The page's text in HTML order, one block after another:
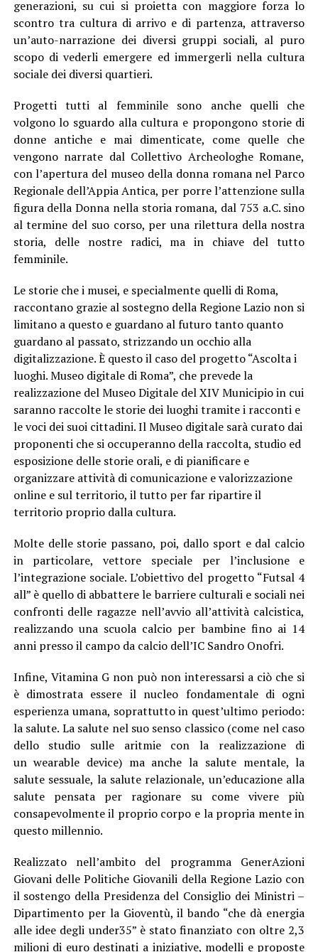
generazioni, su cui si proietta con maggiore forza lo
scontro tra cultura di arrivo e di partenza, attraverso
un’auto-narrazione dei diversi gruppi sociali, al puro
scopo di vederli emergere ed immergerli nella cultura
sociale dei diversi quartieri.
Progetti tutti al femminile sono anche quelli che
volgono lo sguardo alla cultura e propongono storie di
donne antiche e mai dimenticate, come quelle che
vengono narrate dal Collettivo Archeologhe Romane,
con l’apertura del museo della donna romana nel Parco
Regionale dell’Appia Antica, per porre l’attenzione sulla
figura della Donna nella storia romana, dal 753 a.C. sino
al termine del suo corso, per una rilettura della nostra
storia, delle nostre radici, ma in chiave del tutto
femminile.
Le storie che i musei, e specialmente quelli di Roma,
raccontano grazie al sostegno della Regione Lazio non si
limitano a questo e guardano al futuro tanto quanto
guardano al passato, strizzando un occhio alla
digitalizzazione. È questo il caso del progetto “Ascolta i
luoghi. Museo digitale di Roma”, che prevede la
realizzazione del Museo Digitale del XIV Municipio in cui
saranno raccolte le storie dei luoghi tramite i racconti e
le voci dei suoi cittadini. Il Museo digitale sarà curato dai
proponenti che si occuperanno della raccolta, studio ed
esposizione delle storie orali, e di pianificare e
organizzare attività di comunicazione e valorizzazione
online e sul territorio, il tutto per far ripartire il
territorio proprio dalla cultura.
Molte delle storie passano, poi, dallo sport e dal calcio
in particolare, vettore speciale per l’inclusione e
l’integrazione sociale. L’obiettivo del progetto “Futsal 4
all” è quello di abbattere le barriere culturali e sociali nei
confronti delle ragazze nell’avvio all’attività calcistica,
realizzando una scuola calcio per bambine fino ai 14
anni presso il campo da calcio dell’IC Sandro Onofri.
Infine, Vitamina G non può non interessarsi a ciò che si
è dimostrata essere il nucleo fondamentale di ogni
esperienza umana, soprattutto in quest’ultimo periodo:
la salute. La salute nel suo senso classico (come nel caso
dello studio sulle aritmie con la realizzazione di
un wearable device) ma anche la salute mentale, la
salute sessuale, la salute relazionale, un’educazione alla
salute pensata per ragionare su come vivere più
consapevolmente il proprio corpo e la propria mente in
questo millennio.
Realizzato nell’ambito del programma GenerAzioni
Giovani delle Politiche Giovanili della Regione Lazio con
il sostengo della Presidenza del Consiglio dei Ministri –
Dipartimento per la Gioventù, il bando “che dà energia
alle idee degli under35” è stato finanziato con oltre 2,3
milioni di euro destinati a iniziative, modelli e proposte